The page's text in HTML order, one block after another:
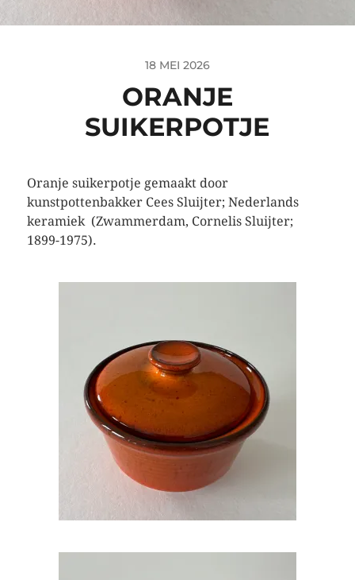
18 MEI 2026
ORANJE
SUIKERPOTJE
Oranje suikerpotje gemaakt door
kunstpottenbakker Cees Sluijter; Nederlands
keramiek (Zwammerdam, Cornelis Sluijter;
1899-1975).